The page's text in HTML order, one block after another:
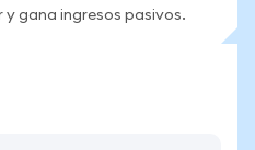
gana ingresos pasivos.